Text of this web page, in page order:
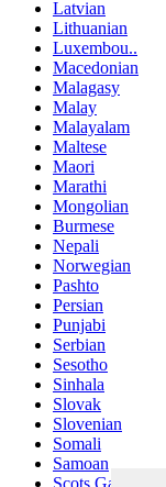
Latvian
Lithuanian
Luxembou..
Macedonian
Malagasy
Malay
Malayalam
Maltese
Maori
Marathi
Mongolian
Burmese
Nepali
Norwegian
Pashto
Persian
Punjabi
Serbian
Sesotho
Sinhala
Slovak
Slovenian
Somali
Samoan